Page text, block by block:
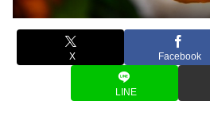
X Facebook
LINE